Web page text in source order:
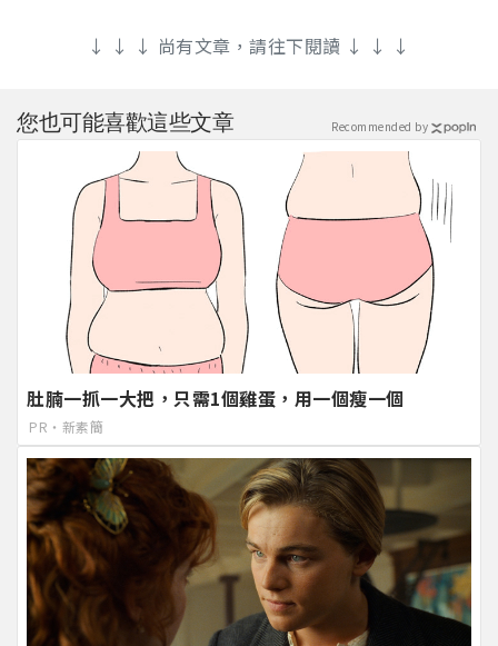
↓ ↓ ↓ 尚有文章，請往下閱讀 ↓ ↓ ↓
您也可能喜歡這些文章
肚腩一抓一大把，只需1個雞蛋，用一個瘦一個
PR・新素簡
Recommended by